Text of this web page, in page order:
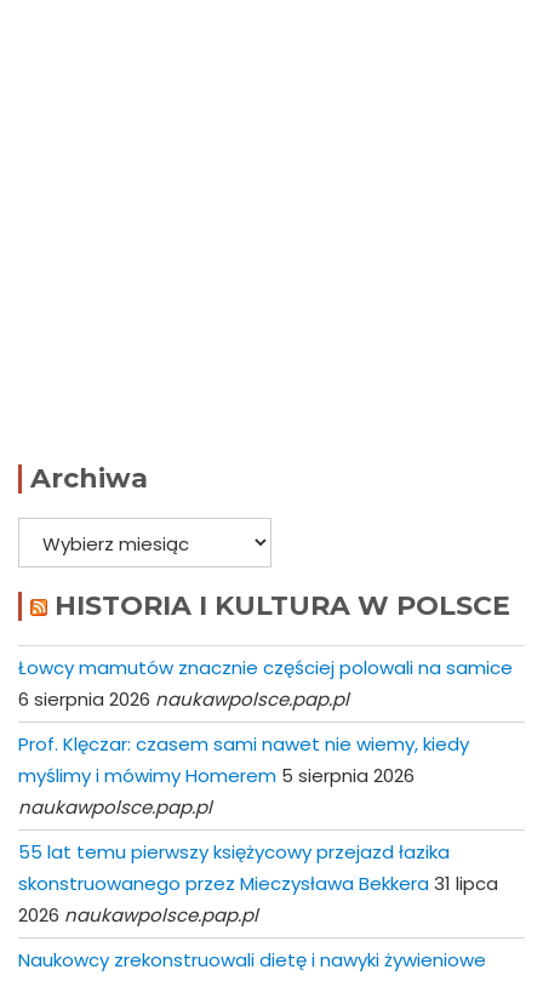
Archiwa
HISTORIA I KULTURA W POLSCE
Łowcy mamutów znacznie częściej polowali na samice
6 sierpnia 2026 naukawpolsce.pap.pl
Prof. Klęczar: czasem sami nawet nie wiemy, kiedy
myślimy i mówimy Homerem 5 sierpnia 2026
naukawpolsce.pap.pl
55 lat temu pierwszy księżycowy przejazd łazika
skonstruowanego przez Mieczysława Bekkera31 lipca
2026 naukawpolsce.pap.pl
Naukowcy zrekonstruowali dietę i nawyki żywieniowe